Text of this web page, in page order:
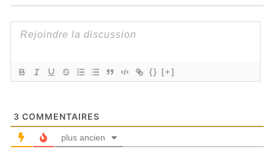
{} [+]
3 COMMENTAIRES
plus ancien